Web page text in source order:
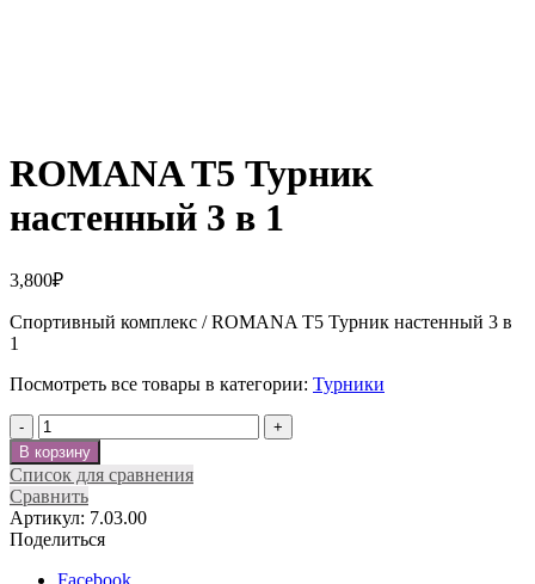
ROMANA T5 Турник
настенный 3 в 1
3,800₽
Спортивный комплекс / ROMANA T5 Турник настенный 3 в
1
Посмотреть все товары в категории: Турники
Количество
В корзину
Список для сравнения
Сравнить
Артикул: 7.03.00
Поделиться
Facebook